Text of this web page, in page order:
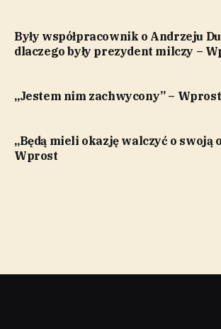
Były współpracownik o Andrzeju
dlaczego były prezydent milczy –
„Jestem nim zachwycony” – Wprost
„Będą mieli okazję walczyć o swoją
Wprost